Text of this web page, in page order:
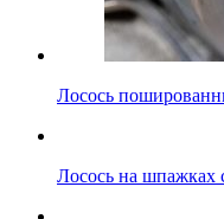
Лосось
Лосось на шпажках